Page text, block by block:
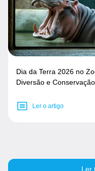
Dia da Terra 2026 no
Diversão e Conservação
Ler o artigo
Ler